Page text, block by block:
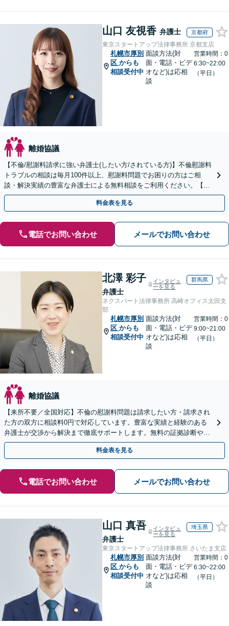
山口 友視香 弁護士 京都府
東京スタートアップ法律事務所 京都支店
札幌市厚別
区 からも
相談受付中
面談方法(対
面・電話・ビデ
オなど)は応相
談
営業時間：0
6:30~22:00
（平日）
離婚協議
【不倫/慰謝料請求に強い弁護士(したい方/されている方)】不倫慰謝料
トラブルの相談は毎月100件以上、慰謝料問題でお困りの方はご相
談・解決実績の豊富な弁護士による無料相談をご利用ください。【不
倫相談は初回0円】【全国対応】
料金表を見る
電話でお問い合わせ メールでお問い合わせ
北澤 彩子
弁護士
インタビュ
ーを見る
群馬県
ネクスパート法律事務所 高崎オフィス太田支
部
札幌市厚別
区 からも
相談受付中
面談方法(対
面・電話・ビデ
オなど)は応相
談
営業時間：0
9:00~21:00
（平日）
離婚協議
【来所不要／全国対応】不倫の慰謝料問題は請求したい方・請求され
た方の双方に相談料0円で対応しています。豊富な実績と経験のある
弁護士が交渉から解決まで徹底サポートします。無料の証拠診断や着
手金の返還保証もありますので安心してご相談ください。
料金表を見る
電話でお問い合わせ メールでお問い合わせ
山口 真吾
弁護士
インタビュ
ーを見る
埼玉県
東京スタートアップ法律事務所 さいたま支店
札幌市厚別
区 からも
相談受付中
面談方法(対
面・電話・ビデ
オなど)は応相
談
営業時間：0
6:30~22:00
（平日）